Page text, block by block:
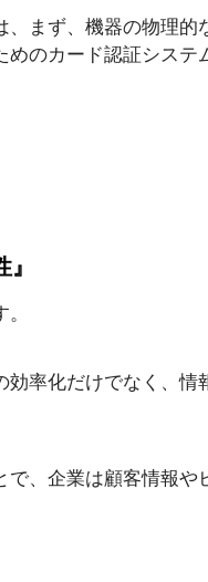
まず、機器の物理的
のカード認証システ
率化だけでなく、情
、企業は顧客情報や